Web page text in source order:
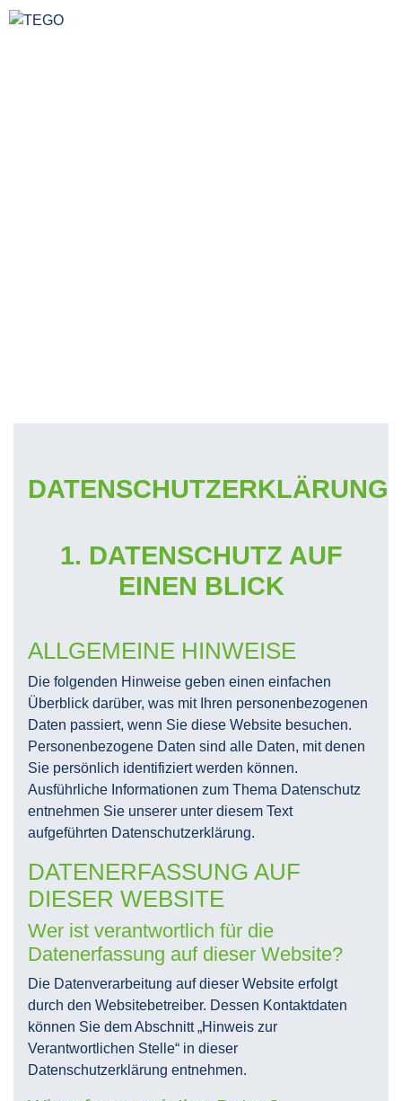
DATENSCHUTZERKLÄRUNG
1. DATENSCHUTZ AUF
EINEN BLICK
ALLGEMEINE HINWEISE
Die folgenden Hinweise geben einen einfachen
Überblick darüber, was mit Ihren personenbezogenen
Daten passiert, wenn Sie diese Website besuchen.
Personenbezogene Daten sind alle Daten, mit denen
Sie persönlich identifiziert werden können.
Ausführliche Informationen zum Thema Datenschutz
entnehmen Sie unserer unter diesem Text
aufgeführten Datenschutzerklärung.
DATENERFASSUNG AUF
DIESER WEBSITE
Wer ist verantwortlich für die
Datenerfassung auf dieser Website?
Die Datenverarbeitung auf dieser Website erfolgt
durch den Websitebetreiber. Dessen Kontaktdaten
können Sie dem Abschnitt „Hinweis zur
Verantwortlichen Stelle“ in dieser
Datenschutzerklärung entnehmen.